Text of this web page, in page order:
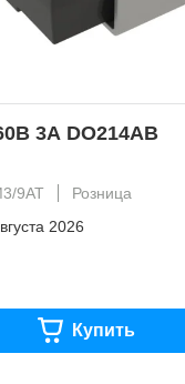
3А DO214AB
9AT
Розница
2026
Купить